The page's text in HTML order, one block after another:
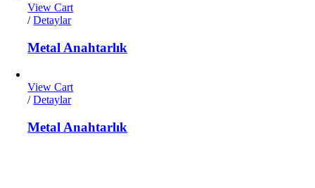
View Cart
/ Detaylar
Metal Anahtarlık
View Cart
/ Detaylar
Metal Anahtarlık